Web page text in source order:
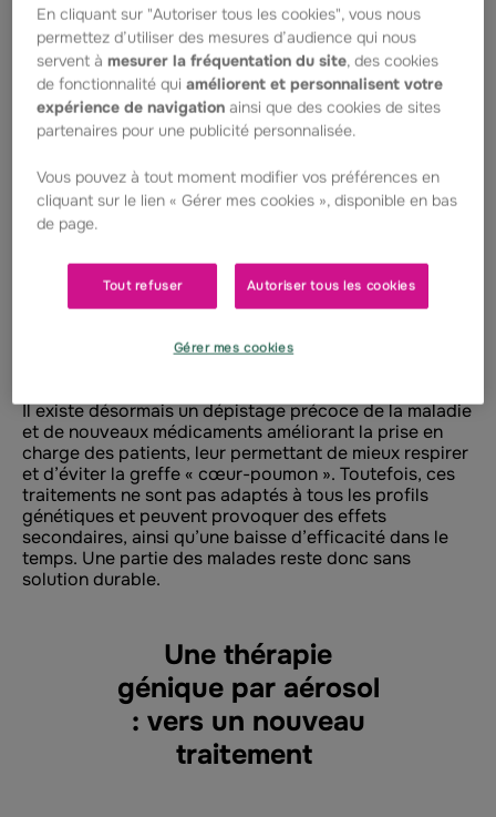
Professeur Tristan Montier à
Brest.
La mucoviscidose est une maladie génétique mortelle
qui entraîne la production d’un mucus anormalement
épais notamment au niveau des poumons et de
l’appareil digestif, en raison d’une mutation génétique
Elle altère le fonctionnement des poumons et du
système digestif, réduisant considérablement la
qualité et l’espérance de vie des patients. Elle est
empêchant certaines cellules de fonctionner
Il existe désormais un dépistage précoce de la maladie
et de nouveaux médicaments améliorant la prise en
charge des patients, leur permettant de mieux respirer
et d’éviter la greffe « cœur-poumon ». Toutefois, ces
traitements ne sont pas adaptés à tous les profils
génétiques et peuvent provoquer des effets
secondaires, ainsi qu’une baisse d’efficacité dans le
temps. Une partie des malades reste donc sans
solution durable.
Une thérapie
génique par aérosol
: vers un nouveau
traitement
En cliquant sur "Autoriser tous les cookies", vous nous
permettez d’utiliser des mesures d’audience qui nous
servent àmesurer la fréquentation du site, des cookies
de fonctionnalité quiaméliorent et personnalisent votre
expérience de navigation ainsi que des cookies de sites
partenaires pour une publicité personnalisée.
Vous pouvez à tout moment modifier vos préférences en
cliquant sur le lien « Gérer mes cookies », disponible en bas
de page.
Tout refuser Autoriser tous les cookies
Gérer mes cookies